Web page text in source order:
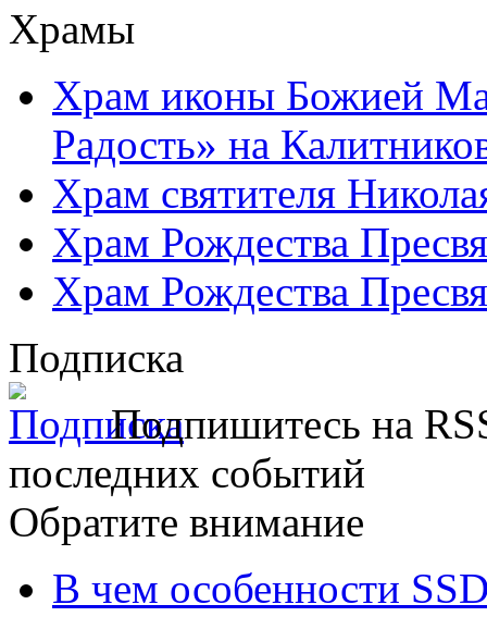
Храмы
Храм иконы Божией
Радость» на
Храм святителя
Храм Рождества
Храм Рождества
Подписка
Подпишитесь на
последних событий
Обратите внимание
В чем особенности